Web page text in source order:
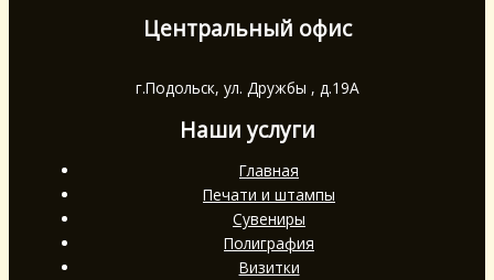
Центральный офис
г.Подольск, ул. Дружбы , д.19А
Наши услуги
Главная
Печати и штампы
Сувениры
Полиграфия
Визитки